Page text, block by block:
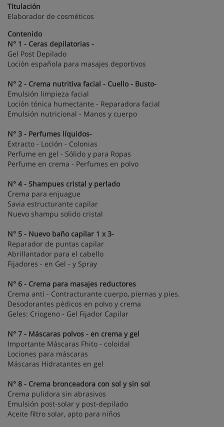
Titulación
Elaborador de cosméticos
Contenido
N° 1 - Ceras depilatorias -
Gel Post Depilado
Loción española para masajes deportivos
N° 2 - Crema nutritiva facial - Cuello - Busto-
Emulsión limpieza facial
Loción tónica humectante - Reparadora facial
Emulsión nutricional - Manos y cuerpo
N° 3 - Perfumes líquidos-
Extracto - Loción - Colonias
Perfume en gel - Sólido y para Ropas
Perfume en crema - Perfumes en polvo
N° 4 - Shampues cristal y perlado
Crema para enjuague
Savia estructurante capilar
Nuevo shampu solido cristal
N° 5 - Nuevo baño capilar 1 x 3-
Reparador de puntas capilar
Abrillantador para el cabello
Fijadores - en Gel - y Spray
N° 6 - Crema para masajes reductores
Crema anti - Contracturante cuerpo, piernas y pies.
Desodorantes pédicos en polvo y crema
Geles: Criogeno - Gel Fijador Capilar
N° 7 - Máscaras polvos - en crema y gel
Importante Máscaras Fhito - coloidal
Lociones para máscaras
Máscaras Hidratantes en gel
N° 8 - Crema bronceadora con sol y sin sol
Crema pulidora sin abrasivos
Emulsión post-solar y post-depilado
Aceite filtro solar, apto para niños